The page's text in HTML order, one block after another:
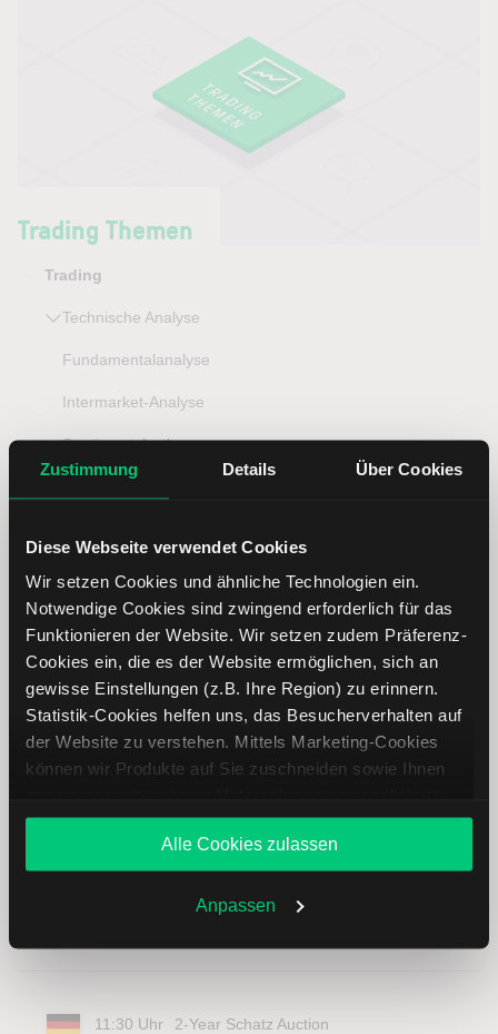
Zustimmung Details Über Cookies
Diese Webseite verwendet Cookies
Wir setzen Cookies und ähnliche Technologien ein.
Notwendige Cookies sind zwingend erforderlich für das
Funktionieren der Website. Wir setzen zudem Präferenz-
Cookies ein, die es der Website ermöglichen, sich an
gewisse Einstellungen (z.B. Ihre Region) zu erinnern.
Statistik-Cookies helfen uns, das Besucherverhalten auf
der Website zu verstehen. Mittels Marketing-Cookies
können wir Produkte auf Sie zuschneiden sowie Ihnen
Angebote unterbreiten. Sie entscheiden, welche Cookies
Sie zulassen oder ablehnen. Ihre Entscheidung können
Sie jederzeit in denCookie-Einstellungenändern.
Weitere Infos auch in unsererDatenschutzerklärung
Alle Cookies zulassen
Anpassen
Trading Themen
Trading
Technische Analyse
Fundamentalanalyse
Intermarket-Analyse
Sentiment-Analyse
Risikomanagement & Money Management
Portfolio Management
Ordertypen & Orderzusätze
Traden lernen
Termine der Woche
Donnerstag
11:30 Uhr
2-Year Schatz Auction